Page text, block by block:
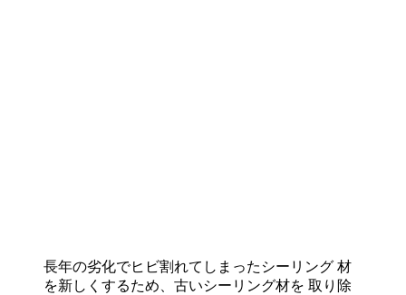
長年の劣化でヒビ割れてしまったシーリング 材
を新しくするため、古いシーリング材を 取り除